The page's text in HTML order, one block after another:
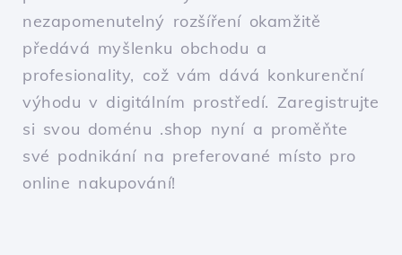
nezapomenutelný rozšíření okamžitě
předává myšlenku obchodu a
profesionality, což vám dává konkurenční
výhodu v digitálním prostředí. Zaregistrujte
si svou doménu .shop nyní a proměňte
své podnikání na preferované místo pro
online nakupování!